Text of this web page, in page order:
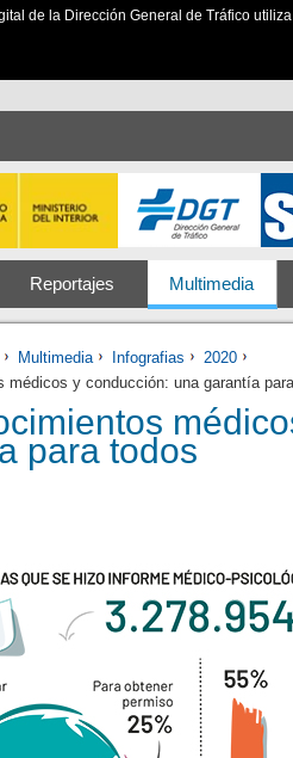
de la Dirección General de Tráfico
Reportajes Multimedia
Multimedia Infografias
2020
médicos y conducción: una garantía
para todos